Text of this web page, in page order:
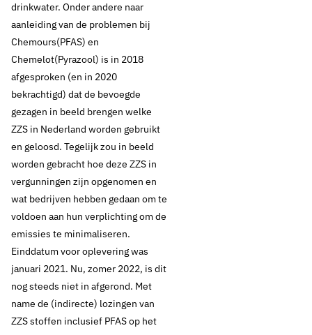
Chemische stoffen
beleid: PFAS en Zeer
Zorgwekkende
Stoffen
De drinkwatersector vindt dat stoffen als PFAS in het geheel niet
thuishoren in het milieu en in de bronnen voor drinkwater, grond-en
oppervlaktewater. De drinkwatersector en de waterschappen
pleiten voor een volledig nationaal en Europees totaal verbod van
PFAS omdat ze slecht afbreken en daardoor lang in het milieu
aanwezig blijven. Wat niet in de bronnen voor drinkwater terecht
komt, hoeven de drinkwaterbedrijven er ook niet uit te zuiveren.
16 juni 2022 Oud standpunt
drinkwater. Onder andere naar
aanleiding van de problemen bij
Chemours(PFAS) en
Chemelot(Pyrazool) is in 2018
afgesproken (en in 2020
bekrachtigd) dat de bevoegde
gezagen in beeld brengen welke
ZZS in Nederland worden gebruikt
en geloosd. Tegelijk zou in beeld
worden gebracht hoe deze ZZS in
vergunningen zijn opgenomen en
wat bedrijven hebben gedaan om te
voldoen aan hun verplichting om de
emissies te minimaliseren.
Einddatum voor oplevering was
januari 2021. Nu, zomer 2022, is dit
nog steeds niet in afgerond. Met
name de (indirecte) lozingen van
ZZS stoffen inclusief PFAS op het